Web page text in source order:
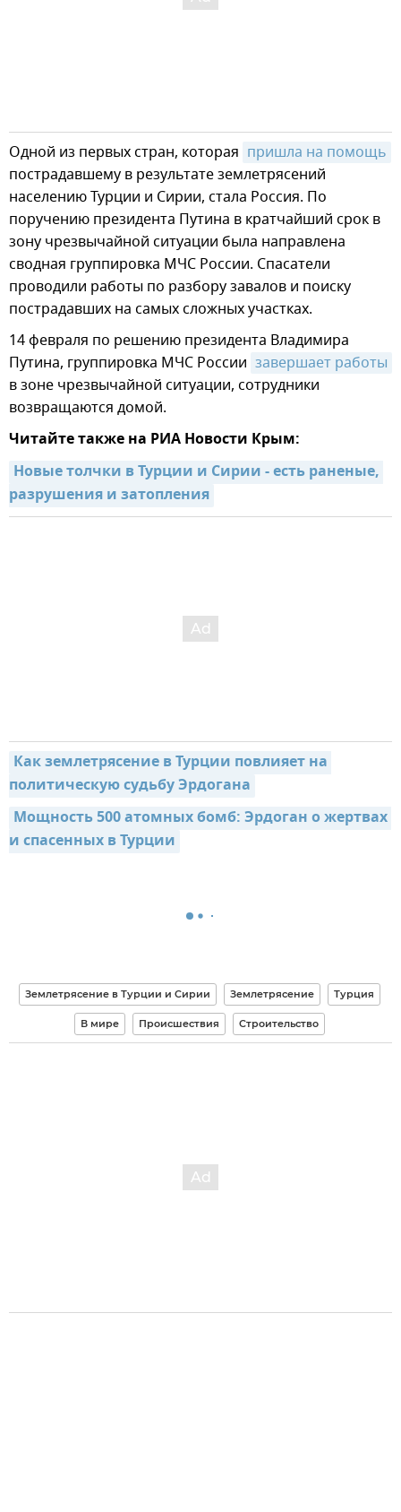
Одной из первых стран, которая пришла на помощь
пострадавшему в результате землетрясений
населению Турции и Сирии, стала Россия. По
поручению президента Путина в кратчайший срок в
зону чрезвычайной ситуации была направлена
сводная группировка МЧС России. Спасатели
проводили работы по разбору завалов и поиску
пострадавших на самых сложных участках.
14 февраля по решению президента Владимира
Путина, группировка МЧС России завершает работы
в зоне чрезвычайной ситуации, сотрудники
возвращаются домой.
Читайте также на РИА Новости Крым:
Новые толчки в Турции и Сирии - есть раненые,
разрушения и затопления
Как землетрясение в Турции повлияет на
политическую судьбу Эрдогана
Мощность 500 атомных бомб: Эрдоган о жертвах
и спасенных в Турции
Землетрясение в Турции и Сирии Землетрясение Турция
В мире Происшествия Строительство